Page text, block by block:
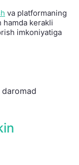
va platformaning
hamda kerakli
imkoniyatiga